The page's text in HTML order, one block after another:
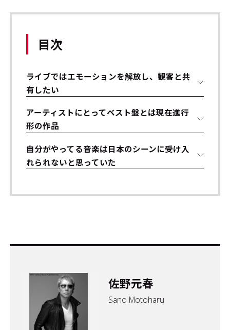
目次
ライブではエモーションを解放し、観客と共
有したい
アーティストにとってベスト盤とは現在進行
形の作品
自分がやってる音楽は日本のシーンに受け入
れられないと思っていた
佐野元春
Sano Motoharu